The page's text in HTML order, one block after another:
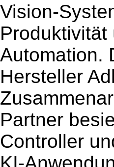
Vision-
Automation.
Hersteller
Partner
Controller
KI-